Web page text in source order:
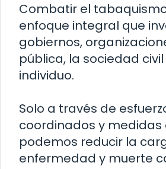
Combatir el
enfoque integral que
gobiernos,
pública, la sociedad
individuo.
Solo a través de
coordinados y medidas
podemos reducir la
enfermedad y muerte